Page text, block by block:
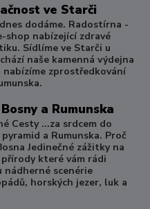
ve Starči
dodáme. Radostírna -
shop nabízející zdravé
Sídlíme ve Starči u
naše kamenná výdejna
nabízíme zprostředkování
a Rumunska
Cesty ...za srdcem do
a Rumunska. Proč
Jedinečné zážitky na
které vám rádi
nádherné scenérie
horských jezer, luk a